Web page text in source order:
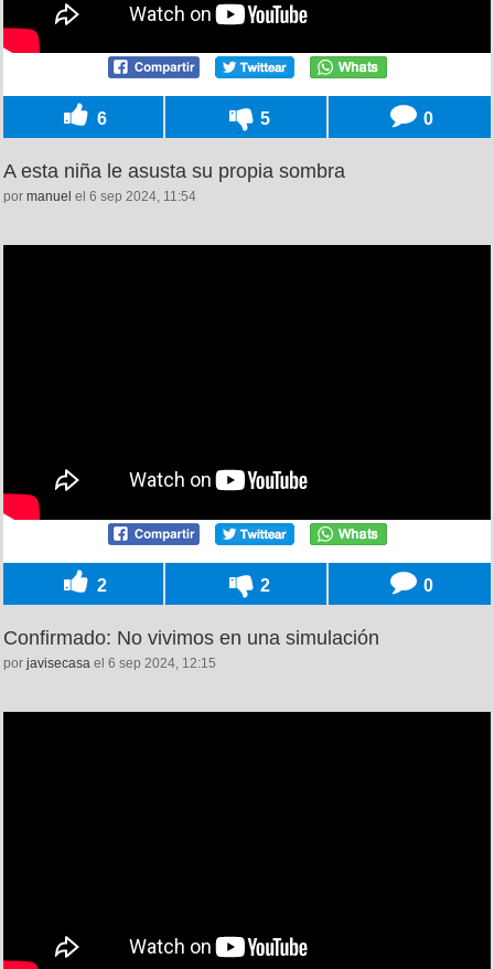
6 5 0
A esta niña le asusta su propia sombra
por manuel el 6 sep 2024, 11:54
2 2 0
Confirmado: No vivimos en una simulación
por javisecasa el 6 sep 2024, 12:15